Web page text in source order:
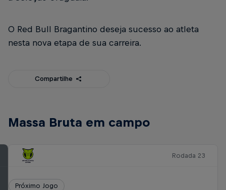
O Red Bull Bragantino deseja sucesso ao atleta
nesta nova etapa de sua carreira.
Compartilhe
Massa Bruta em campo
Rodada 23
Próximo Jogo